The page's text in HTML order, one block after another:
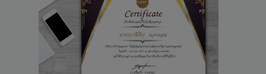
View Details
0 Sale